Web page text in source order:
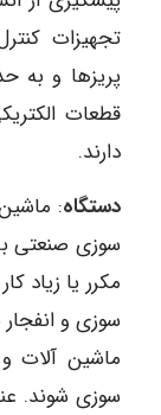
تجهیزات
پریزها و به
قطعات
دارند.
دستگاه:
سوزی صنعتی
مکرر یا زیاد
سوزی و
ماشین آلات
سوزی شوند.